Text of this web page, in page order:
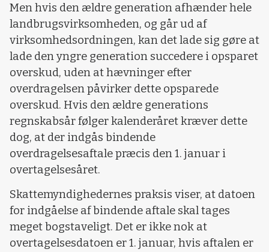
Men hvis den ældre generation afhænder hele
landbrugsvirksomheden, og går ud af
virksomhedsordningen, kan det lade sig gøre at
lade den yngre generation succedere i opsparet
overskud, uden at hævninger efter
overdragelsen påvirker dette opsparede
overskud. Hvis den ældre generations
regnskabsår følger kalenderåret kræver dette
dog, at der indgås bindende
overdragelsesaftale præcis den 1. januar i
overtagelsesåret.
Skattemyndighedernes praksis viser, at datoen
for indgåelse af bindende aftale skal tages
meget bogstaveligt. Det er ikke nok at
overtagelsesdatoen er 1. januar, hvis aftalen er